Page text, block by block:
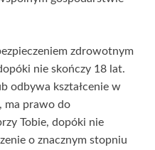
zdrowotnym
nie skończy 18 lat.
odbywa kształcenie w
ma prawo do
Tobie, dopóki nie
o znacznym stopniu